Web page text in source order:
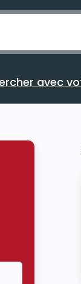
Vous
avec